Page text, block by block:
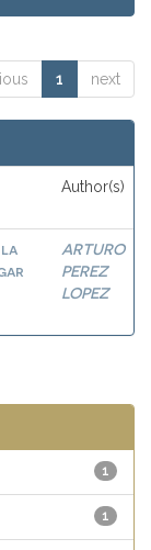
1 next
Author(s)
la
ARTURO
PEREZ
LOPEZ
1
1